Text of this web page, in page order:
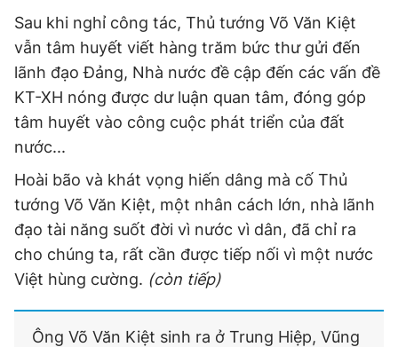
Sau khi nghỉ công tác, Thủ tướng Võ Văn Kiệt
vẫn tâm huyết viết hàng trăm bức thư gửi đến
lãnh đạo Đảng, Nhà nước đề cập đến các vấn đề
KT-XH nóng được dư luận quan tâm, đóng góp
tâm huyết vào công cuộc phát triển của đất
nước...
Hoài bão và khát vọng hiến dâng mà cố Thủ
tướng Võ Văn Kiệt, một nhân cách lớn, nhà lãnh
đạo tài năng suốt đời vì nước vì dân, đã chỉ ra
cho chúng ta, rất cần được tiếp nối vì một nước
Việt hùng cường. (còn tiếp)
Ông Võ Văn Kiệt sinh ra ở Trung Hiệp, Vũng